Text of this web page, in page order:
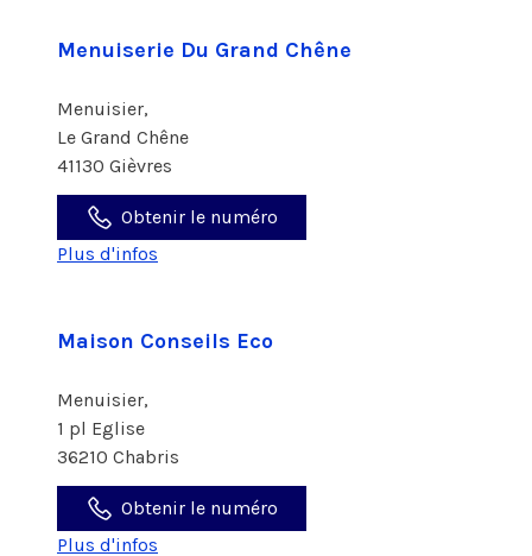
Menuiserie Du Grand Chêne
Menuisier,
Le Grand Chêne
41130 Gièvres
Obtenir le numéro
Plus d'infos
Maison Conseils Eco
Menuisier,
1 pl Eglise
36210 Chabris
Obtenir le numéro
Plus d'infos